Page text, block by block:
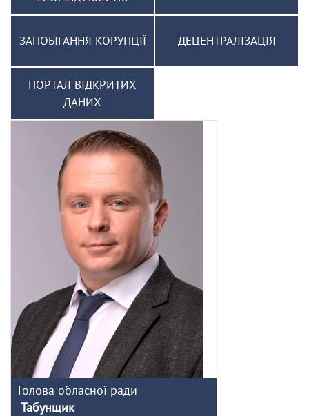
ЗАПОБІГАННЯ КОРУПЦІЇ ДЕЦЕНТРАЛІЗАЦІЯ
ПОРТАЛ ВІДКРИТИХ
ДАНИХ
Голова обласної ради
Табунщик